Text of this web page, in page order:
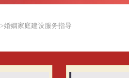
>婚姻家庭建设服务指导